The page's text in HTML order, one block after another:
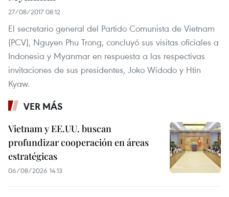
27/08/2017 08:12
El secretario general del Partido Comunista de Vietnam
(PCV), Nguyen Phu Trong, concluyó sus visitas oficiales a
Indonesia y Myanmar en respuesta a las respectivas
invitaciones de sus presidentes, Joko Widodo y Htin
Kyaw.
VER MÁS
Vietnam y EE.UU. buscan
profundizar cooperación en áreas
estratégicas
06/08/2026 14:13